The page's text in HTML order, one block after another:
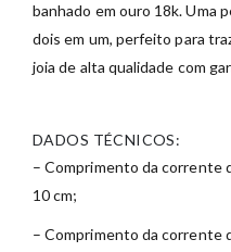
banhado em ouro 18k. Uma
dois em um, perfeito para
joia de alta qualidade com
DADOS TÉCNICOS:
– Comprimento da corrente
10 cm;
– Comprimento da corrente